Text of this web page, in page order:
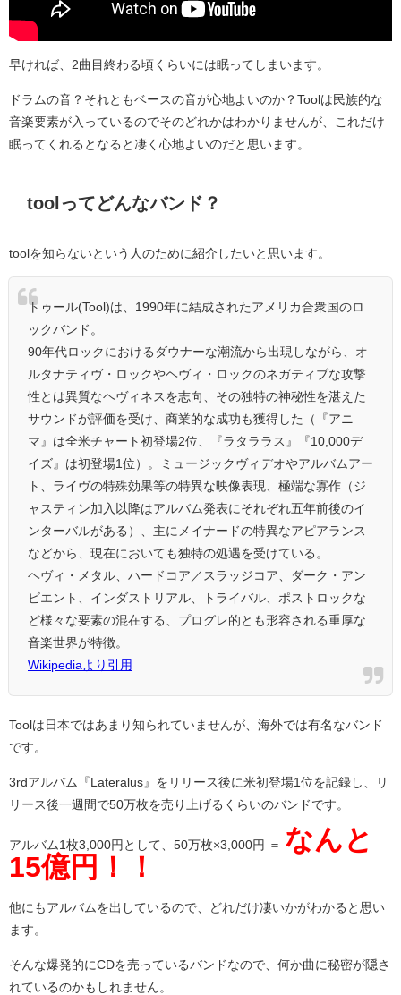
早ければ、2曲目終わる頃くらいには眠ってしまいます。
ドラムの音？それともベースの音が心地よいのか？Toolは民族的な
音楽要素が入っているのでそのどれかはわかりませんが、これだけ
眠ってくれるとなると凄く心地よいのだと思います。
toolってどんなバンド？
toolを知らないという人のために紹介したいと思います。
トゥール(Tool)は、1990年に結成されたアメリカ合衆国のロ
ックバンド。
90年代ロックにおけるダウナーな潮流から出現しながら、オ
ルタナティヴ・ロックやヘヴィ・ロックのネガティブな攻撃
性とは異質なヘヴィネスを志向、その独特の神秘性を湛えた
サウンドが評価を受け、商業的な成功も獲得した（『アニ
マ』は全米チャート初登場2位、『ラタララス』『10,000デ
イズ』は初登場1位）。ミュージックヴィデオやアルバムアー
ト、ライヴの特殊効果等の特異な映像表現、極端な寡作（ジ
ャスティン加入以降はアルバム発表にそれぞれ五年前後のイ
ンターバルがある）、主にメイナードの特異なアピアランス
などから、現在においても独特の処遇を受けている。
ヘヴィ・メタル、ハードコア／スラッジコア、ダーク・アン
ビエント、インダストリアル、トライバル、ポストロックな
ど様々な要素の混在する、プログレ的とも形容される重厚な
音楽世界が特徴。
Wikipediaより引用
Toolは日本ではあまり知られていませんが、海外では有名なバンド
です。
3rdアルバム『Lateralus』をリリース後に米初登場1位を記録し、リ
リース後一週間で50万枚を売り上げるくらいのバンドです。
アルバム1枚3,000円として、50万枚×3,000円 ＝ なんと
15億円！！
他にもアルバムを出しているので、どれだけ凄いかがわかると思い
ます。
そんな爆発的にCDを売っているバンドなので、何か曲に秘密が隠さ
れているのかもしれません。